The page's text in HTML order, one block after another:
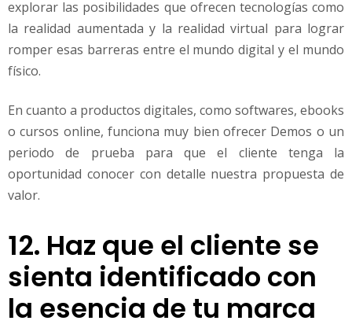
explorar las posibilidades que ofrecen tecnologías como
la realidad aumentada y la realidad virtual para lograr
romper esas barreras entre el mundo digital y el mundo
físico.
En cuanto a productos digitales, como softwares, ebooks
o cursos online, funciona muy bien ofrecer Demos o un
periodo de prueba para que el cliente tenga la
oportunidad conocer con detalle nuestra propuesta de
valor.
12. Haz que el cliente se
sienta identificado con
la esencia de tu marca